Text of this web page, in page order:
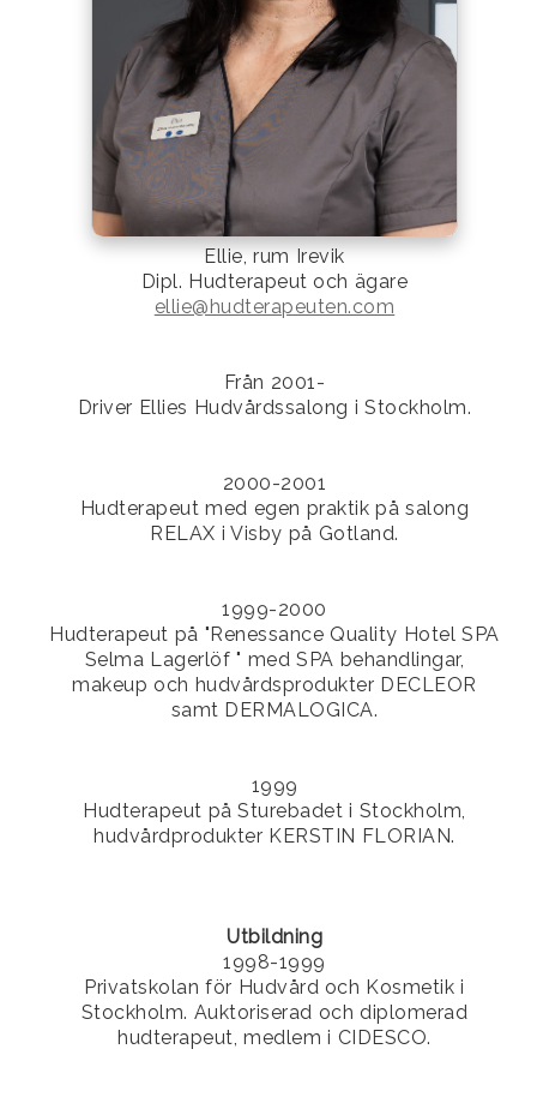
Ellie, rum Irevik
Dipl. Hudterapeut och ägare
ellie@hudterapeuten.com
Från 2001-
Driver Ellies Hudvårdssalong i Stockholm.
2000-2001
Hudterapeut med egen praktik på salong
RELAX i Visby på Gotland.
1999-2000
Hudterapeut på "Renessance Quality Hotel SPA
Selma Lagerlöf " med SPA behandlingar,
makeup och hudvårdsprodukter DECLEOR
samt DERMALOGICA.
1999
Hudterapeut på Sturebadet i Stockholm,
hudvårdprodukter KERSTIN FLORIAN.
Utbildning
1998-1999
Privatskolan för Hudvård och Kosmetik i
Stockholm. Auktoriserad och diplomerad
hudterapeut, medlem i CIDESCO.